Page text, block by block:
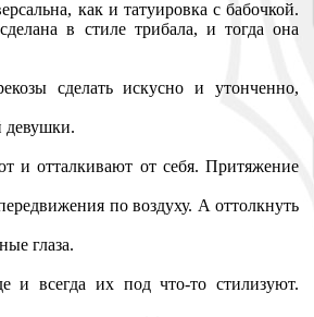
как и татуировка с бабочкой.
в стиле трибала, и тогда она
сделать искусно и утонченно,
девушки.
и отталкивают от себя. Притяжение
по воздуху. А оттолкнуть
глаза.
и всегда их под что-то стилизуют.